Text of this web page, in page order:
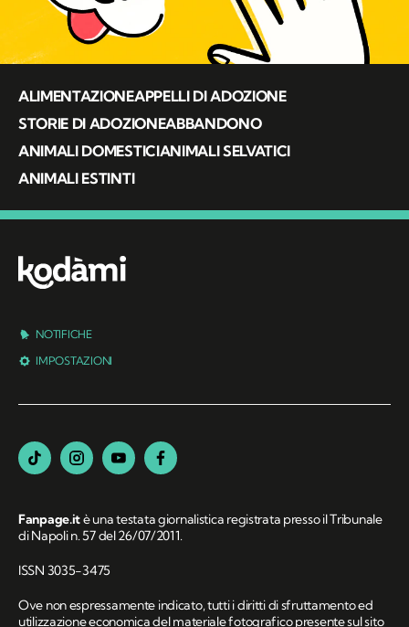
ALIMENTAZIONEAPPELLI DI ADOZIONE
STORIE DI ADOZIONEABBANDONO
ANIMALI DOMESTICIANIMALI SELVATICI
ANIMALI ESTINTI
NOTIFICHE
IMPOSTAZIONI
Fanpage.itè una testata giornalistica registrata presso il Tribunale
di Napoli n. 57 del 26/07/2011.
ISSN 3035-3475
Ove non espressamente indicato, tutti i diritti di sfruttamento ed
utilizzazione economica del materiale fotografico presente sul sito